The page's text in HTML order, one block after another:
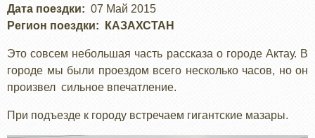
Дата поездки
07 Май 2015
Регион поездки
КАЗАХСТАН
Это совсем небольшая часть рассказа о городе Актау. В
городе мы были проездом всего несколько часов, но он
произвел сильное впечатление.
При подъезде к городу встречаем гигантские мазары.